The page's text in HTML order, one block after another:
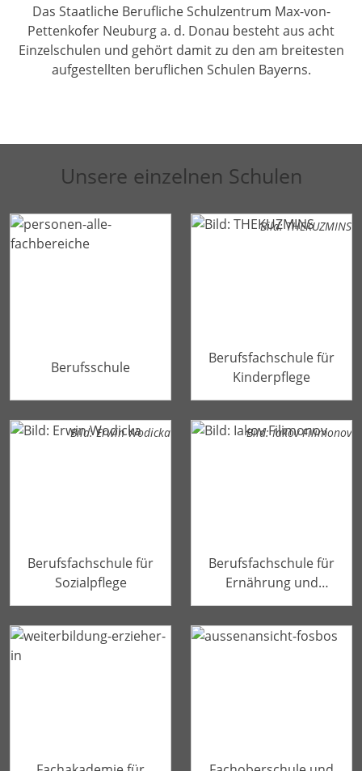
Das Staatliche Berufliche Schulzentrum Max-von-
Pettenkofer Neuburg a. d. Donau besteht aus acht
Einzelschulen und gehört damit zu den am breitesten
aufgestellten beruflichen Schulen Bayerns.
Unsere einzelnen Schulen
Berufsschule
Bild: THEKUZMINS
Berufsfachschule für
Kinderpflege
Bild: Erwin Wodicka
Berufsfachschule für
Sozialpflege
Bild: Iakov Filimonov
Berufsfachschule für
Ernährung und
Versorgung